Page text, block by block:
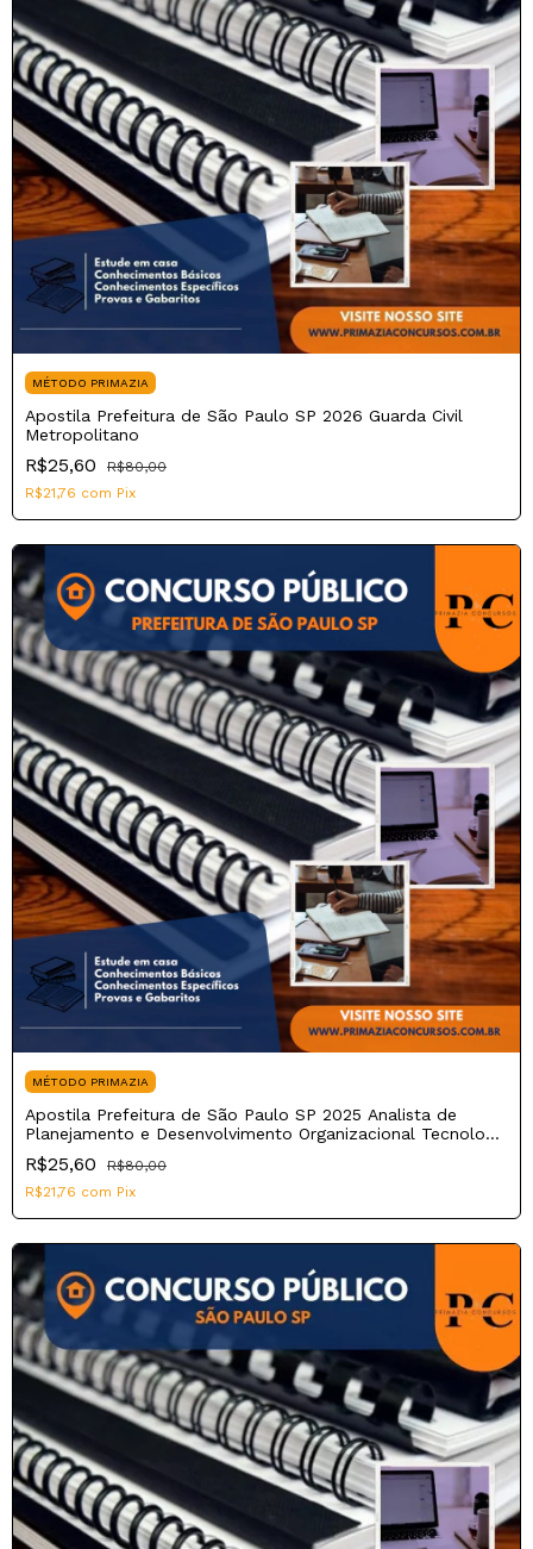
MÉTODO PRIMAZIA
Apostila Prefeitura de São Paulo SP 2026 Guarda Civil
Metropolitano
R$25,60
R$80,00
R$21,76 com Pix
MÉTODO PRIMAZIA
Apostila Prefeitura de São Paulo SP 2025 Analista de
Planejamento e Desenvolvimento Organizacional Tecnologia
da Informação e Comunicação
R$25,60
R$80,00
R$21,76 com Pix